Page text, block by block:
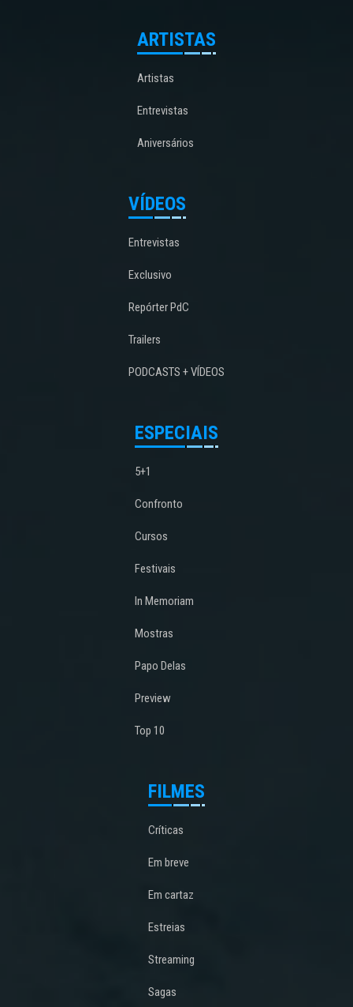
ARTISTAS
Artistas
Entrevistas
Aniversários
VÍDEOS
Entrevistas
Exclusivo
Repórter PdC
Trailers
PODCASTS + VÍDEOS
ESPECIAIS
5+1
Confronto
Cursos
Festivais
In Memoriam
Mostras
Papo Delas
Preview
Top 10
FILMES
Críticas
Em breve
Em cartaz
Estreias
Streaming
Sagas